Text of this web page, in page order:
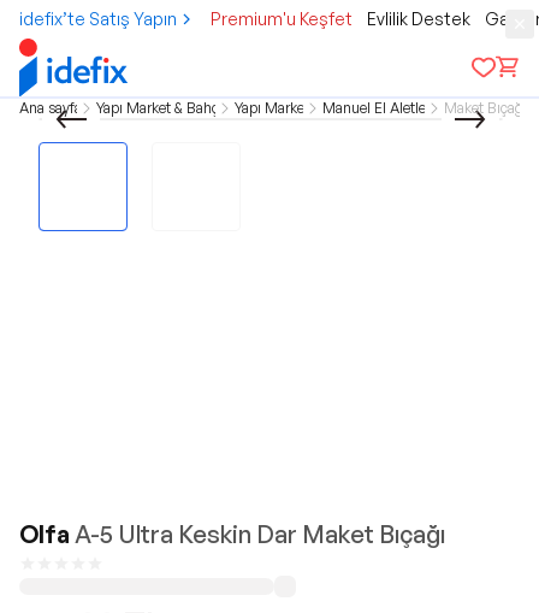
idefix’te Satış Yapın Premium'u Keşfet Evlilik Destek
Ana sayfa Yapı Market & Bahçe Yapı Market Manuel El Aletleri Maket Bıçağı
Olfa A-5 Ultra Keskin Dar Maket Bıçağı